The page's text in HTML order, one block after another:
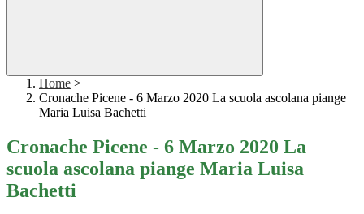
Home >
Cronache Picene - 6 Marzo 2020 La scuola ascolana piange
Maria Luisa Bachetti
Cronache Picene - 6 Marzo 2020 La
scuola ascolana piange Maria Luisa
Bachetti